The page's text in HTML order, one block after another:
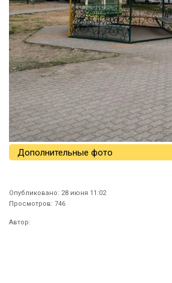
Дополнительные фото
Опубликовано: 28 июня 11:02
Просмотров: 746
Автор: